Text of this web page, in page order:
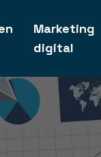
Marketing
digital